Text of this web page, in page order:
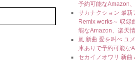
予約可能なAmazon
サカナクション 最新
Remix works～ 収録
能なAmazon、楽天
嵐 新曲 愛を叫べ ユ
庫ありで予約可能な
セカイノオワリ 新曲